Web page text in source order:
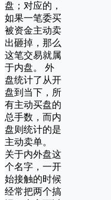
盘；对应的，
如果一笔委买
被资金主动卖
出砸掉，那么
这笔交易就属
于内盘。 外
盘统计了从开
盘到当下，所
有主动买盘的
总手数，而内
盘则统计的是
主动卖单。
关于内外盘这
个名字，一开
始接触的时候
经常把两个搞